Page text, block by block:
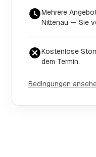
Mehrere
Nittenau — Sie
Kostenlose
dem Termin.
Bedingungen